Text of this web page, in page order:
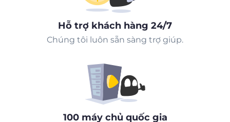
Hỗ trợ khách hàng 24/7
Chúng tôi luôn sẵn sàng trợ giúp.
100 máy chủ quốc gia